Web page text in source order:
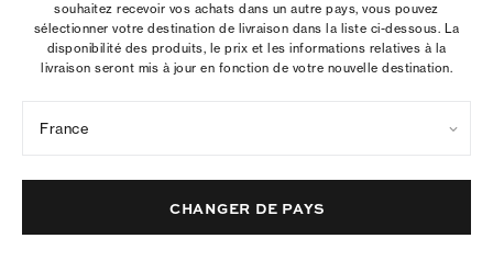
Babies Jelly Mellow
+4
Sandales Miller Jelly à petit talon
AJOUTER AU PANIER
souhaitez recevoir vos achats dans un autre pays, vous pouvez
sélectionner votre destination de livraison dans la liste ci-dessous. La
disponibilité des produits, le prix et les informations relatives à la
livraison seront mis à jour en fonction de votre nouvelle destination.
France
CHANGER DE PAYS